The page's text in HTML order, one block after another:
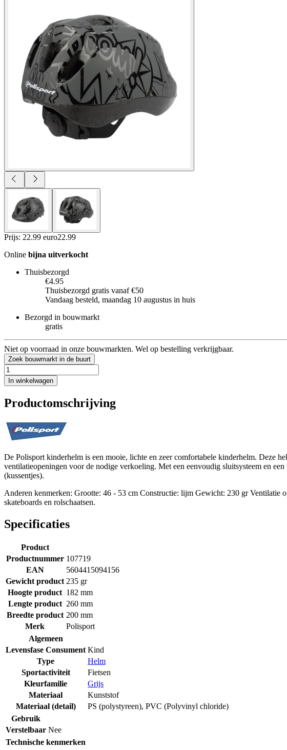
Prijs: 22.99 euro22.99
Online bijna uitverkocht
Thuisbezorgd
€4.95
Thuisbezorgd gratis vanaf €50
Vandaag besteld, maandag 10 augustus in huis
Bezorgd in bouwmarkt
gratis
Niet op voorraad in onze bouwmarkten. Wel op bestelling verkrijgbaar.
Zoek bouwmarkt in de buurt
In winkelwagen
Productomschrijving
De Polisport kinderhelm is een mooie, lichte en zeer comfortabele kinderhelm. Deze
ventilatieopeningen voor de nodige verkoeling. Met een eenvoudig sluitsysteem en
(kussentjes).
Anderen kenmerken: Grootte: 46 - 53 cm Constructie: lijm Gewicht: 230 gr Ventilatie
skateboards en rolschaatsen.
Specificaties
Product
Productnummer 107719
EAN
5604415094156
Gewicht product 235 gr
Hoogte product 182 mm
Lengte product 260 mm
Breedte product 200 mm
Merk
Polisport
Algemeen
Levensfase Consument Kind
Type
Helm
Sportactiviteit
Fietsen
Kleurfamilie
Grijs
Materiaal
Kunststof
Materiaal (detail)
PS (polystyreen), PVC (Polyvinyl chloride)
Gebruik
Verstelbaar Nee
Technische kenmerken